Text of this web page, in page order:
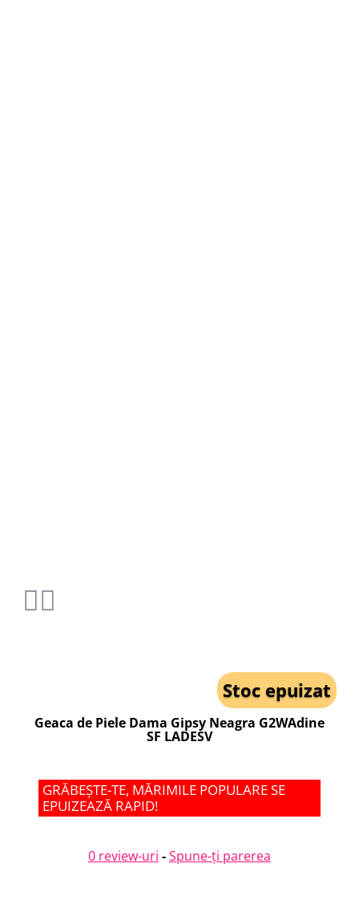
Stoc epuizat
Geaca de Piele Dama Gipsy Neagra G2WAdine
SF LADESV
GRĂBEȘTE-TE, MĂRIMILE POPULARE SE
EPUIZEAZĂ RAPID!
0 review-uri -Spune-ţi parerea